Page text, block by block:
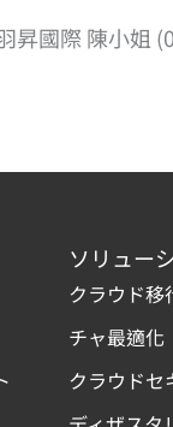
昇國際 陳小姐
ソリュー
クラウド移
チャ最適化
クラウドセ